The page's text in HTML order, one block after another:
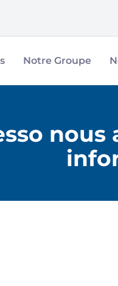
Notre Groupe